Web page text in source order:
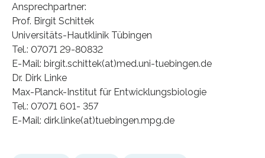
Ansprechpartner:
Prof. Birgit Schittek
Universitäts-Hautklinik Tübingen
Tel.: 07071 29-80832
E-Mail: birgit.schittek(at)med.uni-tuebingen.de
Dr. Dirk Linke
Max-Planck-Institut für Entwicklungsbiologie
Tel.: 07071 601- 357
E-Mail: dirk.linke(at)tuebingen.mpg.de